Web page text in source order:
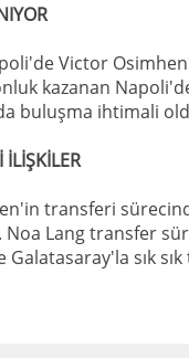
Victor
kazanan
buluşma ihtimali
İLİŞKİLER
transferi
Noa Lang transfer
Galatasaray'la sık